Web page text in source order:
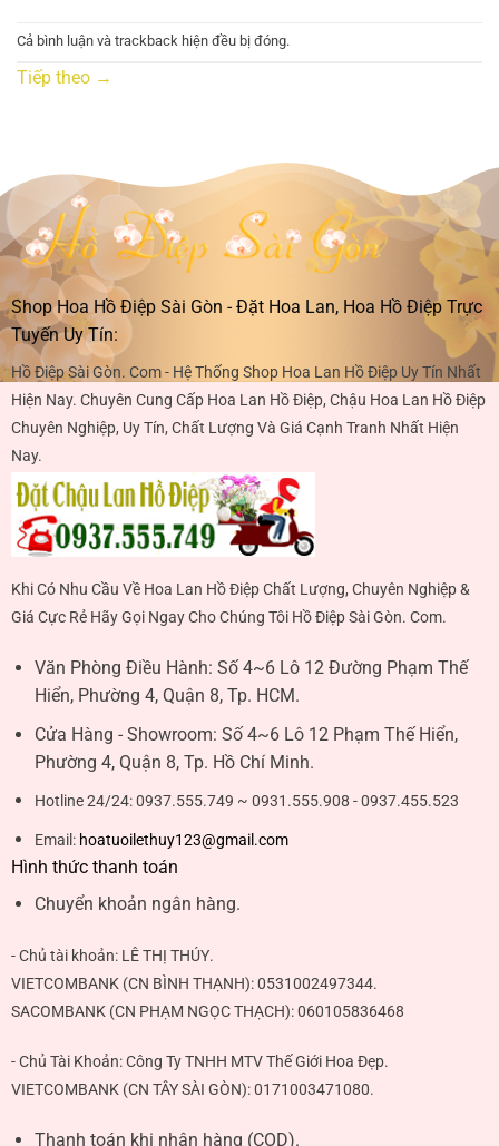
Cả bình luận và trackback hiện đều bị đóng.
Tiếp theo →
Shop Hoa Hồ Điệp Sài Gòn - Đặt Hoa Lan, Hoa Hồ Điệp Trực
Tuyến Uy Tín:
Hồ Điệp Sài Gòn. Com - Hệ Thống Shop Hoa Lan Hồ Điệp Uy Tín Nhất
Hiện Nay. Chuyên Cung Cấp Hoa Lan Hồ Điệp, Chậu Hoa Lan Hồ Điệp
Chuyên Nghiệp, Uy Tín, Chất Lượng Và Giá Cạnh Tranh Nhất Hiện
Nay.
Khi Có Nhu Cầu Về Hoa Lan Hồ Điệp Chất Lượng, Chuyên Nghiệp &
Giá Cực Rẻ Hãy Gọi Ngay Cho Chúng Tôi Hồ Điệp Sài Gòn. Com.
Văn Phòng Điều Hành: Số 4~6 Lô 12 Đường Phạm Thế
Hiển, Phường 4, Quận 8, Tp. HCM.
Cửa Hàng - Showroom: Số 4~6 Lô 12 Phạm Thế Hiển,
Phường 4, Quận 8, Tp. Hồ Chí Minh.
Hotline 24/24:0937.555.749 ~ 0931.555.908 - 0937.455.523
Email: hoatuoilethuy123@gmail.com
Hình thức thanh toán
Chuyển khoản ngân hàng.
- Chủ tài khoản: LÊ THỊ THÚY.
VIETCOMBANK (CN BÌNH THẠNH):0531002497344.
SACOMBANK (CN PHẠM NGỌC THẠCH):060105836468
- Chủ Tài Khoản: Công Ty TNHH MTV Thế Giới Hoa Đẹp.
VIETCOMBANK (CN TÂY SÀI GÒN):0171003471080.
Thanh toán khi nhận hàng (COD).